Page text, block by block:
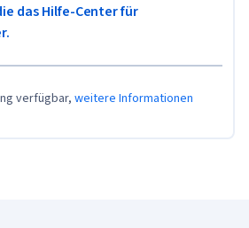
das Hilfe-Center für
verfügbar, weitere Informationen